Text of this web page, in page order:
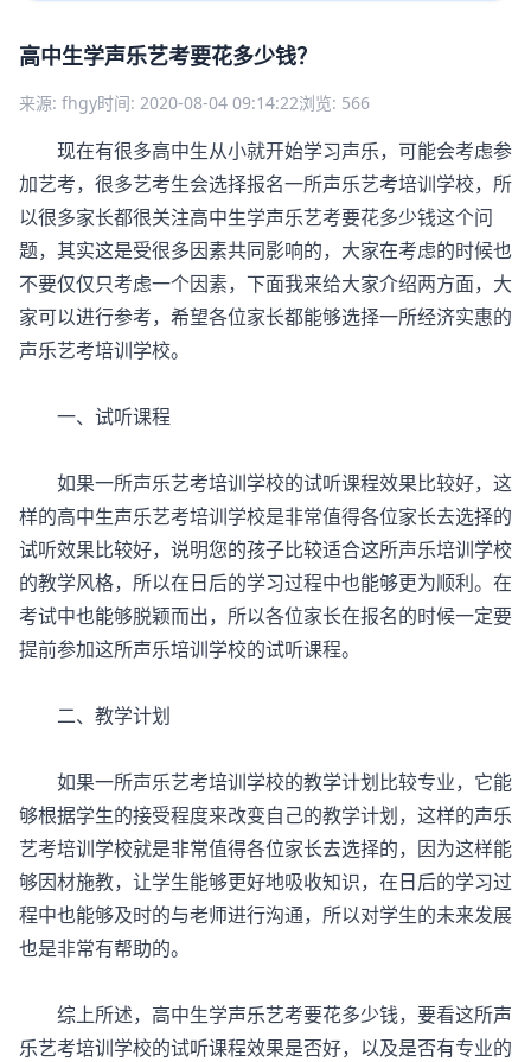
高中生学声乐艺考要花多少钱？
来源: fhgy时间: 2020-08-04 09:14:22浏览: 566
现在有很多高中生从小就开始学习声乐，可能会考虑参
加艺考，很多艺考生会选择报名一所声乐艺考培训学校，所
以很多家长都很关注高中生学声乐艺考要花多少钱这个问
题，其实这是受很多因素共同影响的，大家在考虑的时候也
不要仅仅只考虑一个因素，下面我来给大家介绍两方面，大
家可以进行参考，希望各位家长都能够选择一所经济实惠的
声乐艺考培训学校。
一、试听课程
如果一所声乐艺考培训学校的试听课程效果比较好，这
样的高中生声乐艺考培训学校是非常值得各位家长去选择的
试听效果比较好，说明您的孩子比较适合这所声乐培训学校
的教学风格，所以在日后的学习过程中也能够更为顺利。在
考试中也能够脱颖而出，所以各位家长在报名的时候一定要
提前参加这所声乐培训学校的试听课程。
二、教学计划
如果一所声乐艺考培训学校的教学计划比较专业，它能
够根据学生的接受程度来改变自己的教学计划，这样的声乐
艺考培训学校就是非常值得各位家长去选择的，因为这样能
够因材施教，让学生能够更好地吸收知识，在日后的学习过
程中也能够及时的与老师进行沟通，所以对学生的未来发展
也是非常有帮助的。
综上所述，高中生学声乐艺考要花多少钱，要看这所声
乐艺考培训学校的试听课程效果是否好，以及是否有专业的